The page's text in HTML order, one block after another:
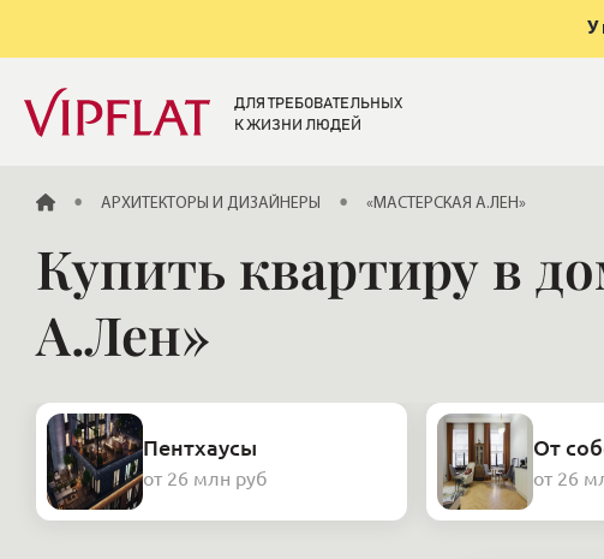
У
ДЛЯ ТРЕБОВАТЕЛЬНЫХ
К ЖИЗНИ ЛЮДЕЙ
ГЛАВНАЯАРХИТЕКТОРЫ И ДИЗАЙНЕРЫ «МАСТЕРСКАЯ А.ЛЕН»
Купить квартиру в
А.Лен»
Пентхаусы
от 26 млн руб
От
от 26